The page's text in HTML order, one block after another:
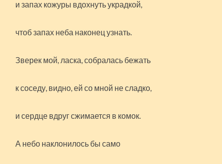
и запах кожуры вдохнуть украдкой,
чтоб запах неба наконец узнать.
Зверек мой, ласка, собралась бежать
к соседу, видно, ей со мной не сладко,
и сердце вдруг сжимается в комок.
А небо наклонилось бы само